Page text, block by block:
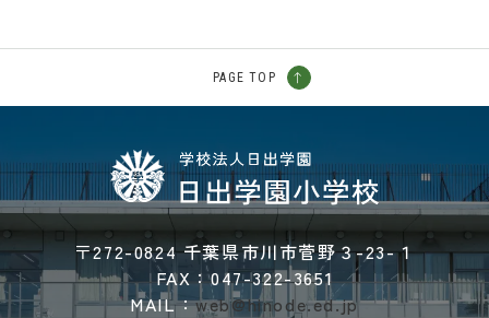
PAGE TOP
〒272-0824 千葉県市川市菅野３-23-１
FAX：047-322-3651
MAIL：web@hinode.ed.jp